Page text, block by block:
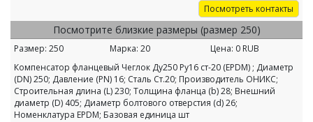
Посмотреть контакты
Посмотрите близкие размеры (размер 250)
Размер: 250 Марка: 20 Цена: 0 RUB
Компенсатор фланцевый Чеглок Ду250 Ру16 ст-20 (EPDM) ; Диаметр
(DN) 250; Давление (PN) 16; Сталь Ст.20; Производитель ОНИКС;
Строительная длина (L) 230; Толщина фланца (b) 28; Внешний
диаметр (D) 405; Диаметр болтового отверстия (d) 26;
Номенклатура EPDM; Базовая единица шт